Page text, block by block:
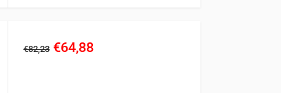
€82,23 €64,88